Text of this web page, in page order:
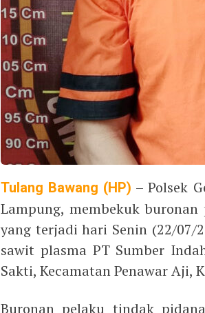
Tulang Bawang (HP) – Polsek
Lampung, membekuk
yang terjadi hari Senin (22/07/
sawit plasma PT Sumber
Sakti, Kecamatan Penawar Aji,
Buronan pelaku tindak